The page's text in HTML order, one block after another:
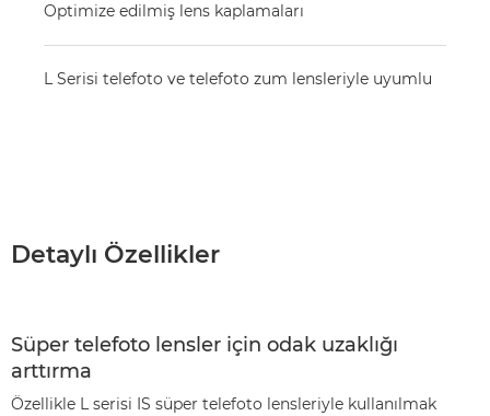
Optimize edilmiş lens kaplamaları
L Serisi telefoto ve telefoto zum lensleriyle uyumlu
Detaylı Özellikler
Süper telefoto lensler için odak uzaklığı
arttırma
Özellikle L serisi IS süper telefoto lensleriyle kullanılmak